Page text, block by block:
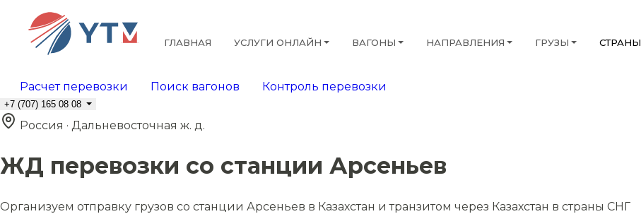
ГЛАВНАЯ УСЛУГИ ОНЛАЙН ВАГОНЫ НАПРАВЛЕНИЯ ГРУЗЫ СТРАНЫ
Расчет перевозки Поиск вагонов Контроль перевозки
+7 (707) 165 08 08
Россия · Дальневосточная ж. д.
ЖД перевозки со станции Арсеньев
Организуем отправку грузов со станции Арсеньев в Казахстан и транзитом через Казахстан в страны СНГ